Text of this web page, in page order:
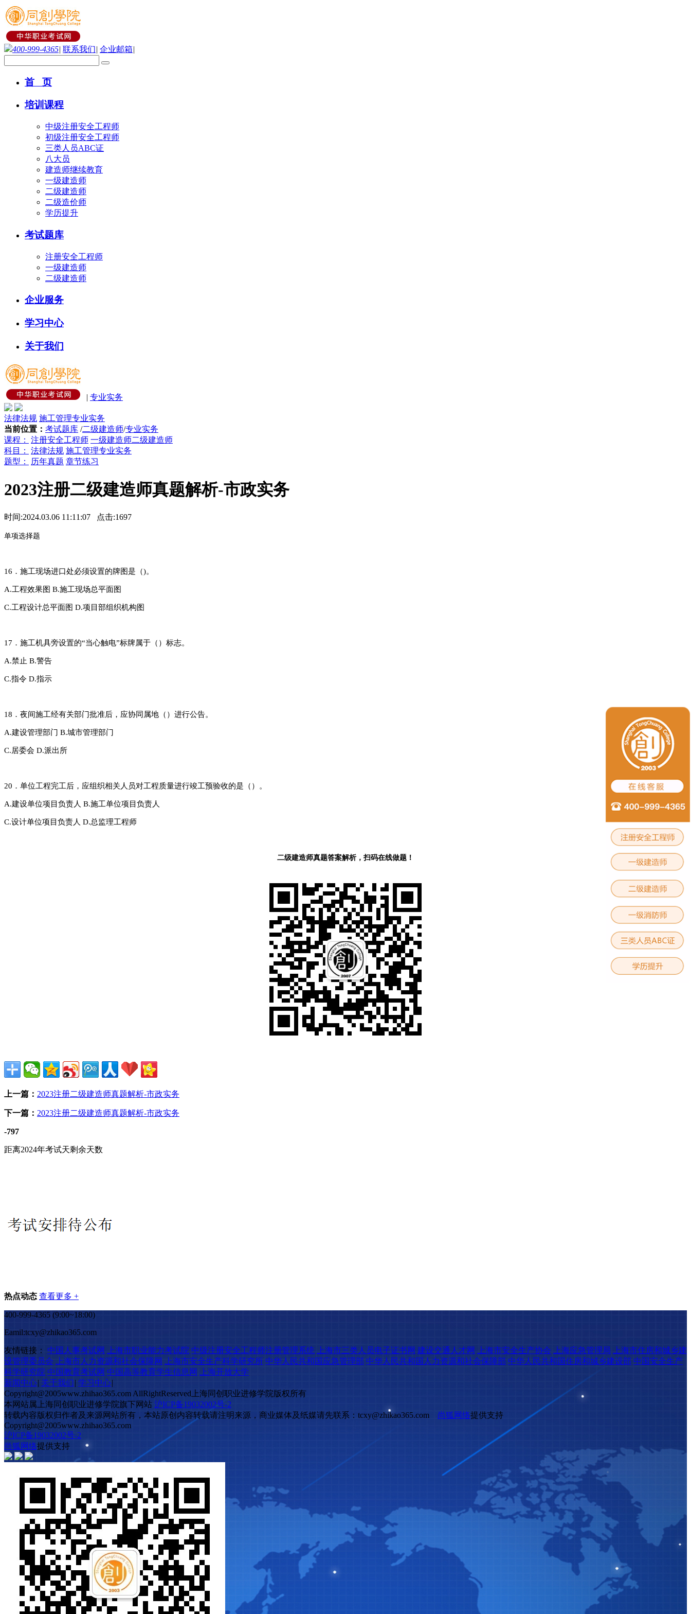
400-999-4365| 联系我们| 企业邮箱|
首 页
培训课程
中级注册安全工程师
初级注册安全工程师
三类人员ABC证
八大员
建造师继续教育
一级建造师
二级建造师
二级造价师
学历提升
考试题库
注册安全工程师
一级建造师
二级建造师
企业服务
学习中心
关于我们
专业实务
法律法规 施工管理专业实务
当前位置： 考试题库 /二级建造师/专业实务
课程：
注册安全工程师 一级建造师二级建造师
科目：
法律法规 施工管理专业实务
题型：
历年真题 章节练习
2023注册二级建造师真题解析-市政实务
时间:2024.03.06 11:11:07 点击:1697
单项选择题
16．施工现场进口处必须设置的牌图是（)。
A.工程效果图 B.施工现场总平面图
C.工程设计总平面图 D.项目部组织机构图
17．施工机具旁设置的“当心触电”标牌属于（）标志。
A.禁止 B.警告
C.指令 D.指示
18．夜间施工经有关部门批准后，应协同属地（）进行公告。
A.建设管理部门 B.城市管理部门
C.居委会 D.派出所
20．单位工程完工后，应组织相关人员对工程质量进行竣工预验收的是（）。
A.建设单位项目负责人 B.施工单位项目负责人
C.设计单位项目负责人 D.总监理工程师
二级建造师真题答案解析，扫码在线做题！
上一篇： 2023注册二级建造师真题解析-市政实务
下一篇： 2023注册二级建造师真题解析-市政实务
-797
距离2024年考试天剩余天数
热点动态 查看更多 +
400-999-4365 (9:00~18:00)
Eamil:tcxy@zhikao365.com
友情链接： 中国人事考试网 上海市职业能力考试院 中级注册安全工程师注册管理系统 上海市三类人员电子证书网 建设交通人才网 上海市安全生产协会 上海应急管理局
上海市住房和城乡建
设管理委员会
上海市人力资源和社会保障网 上海市安全生产科学研究所 中华人民共和国应急管理部 中华人民共和国人力资源和社会保障部 中华人民共和国住房和城乡建设部 中国安全生产
科学研究院 中国教育考试网 中国高等教育学生信息网
上海开放大学
新闻中心| 关于我们| 学习中心|
Copyright@2005www.zhihao365.com AllRightReserved上海同创职业进修学院版权所有
本网站属上海同创职业进修学院旗下网站 沪ICP备19032002号-2
转载内容版权归作者及来源网站所有，本站原创内容转载请注明来源，商业媒体及纸媒请先联系：tcxy@zhikao365.com 尚狐网络提供支持
Copyright@2005www.zhihao365.com
沪ICP备19032002号-2
尚狐网络提供支持